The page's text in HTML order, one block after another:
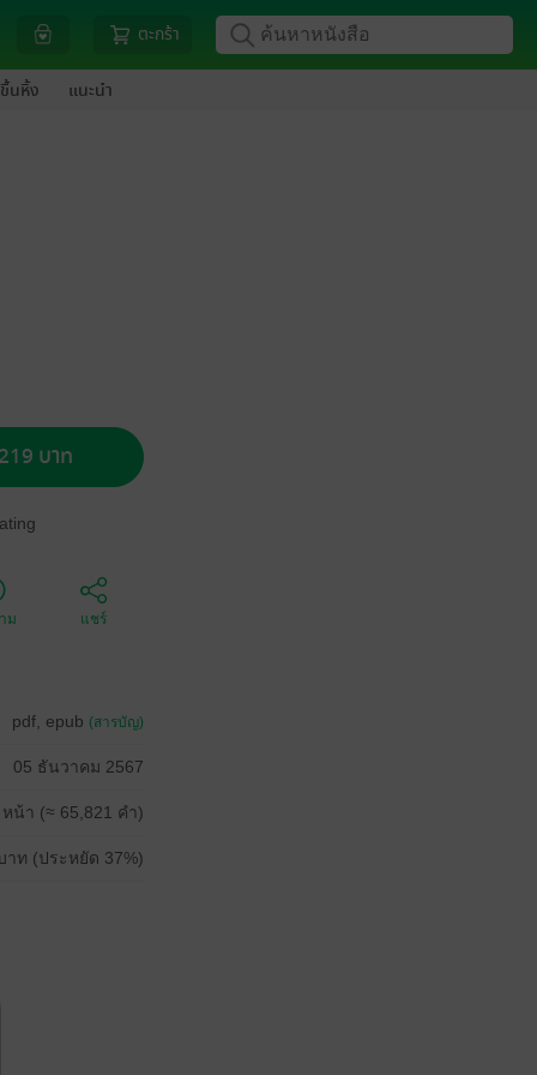
ตะกร้า
นหิ้ง แนะนำ
บาท
ม แชร์
pdf, epub (สารบัญ)
05 ธันวาคม 2567
น้า (≈ 65,821 คำ)
าท (ประหยัด 37%)